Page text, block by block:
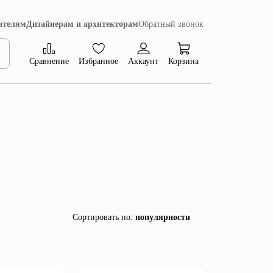
Дизайнерам и архитекторамОбратный звонок
Сравнение Избранное Аккаунт Корзина
Сортировать по: популярности